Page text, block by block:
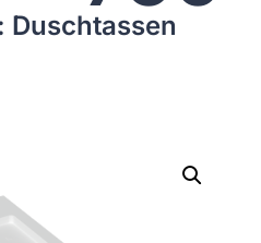
Duschtassen